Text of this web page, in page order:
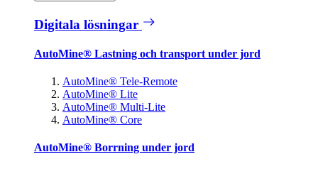
Digitala lösningar
AutoMine® Lastning och transport under jord
AutoMine® Tele-Remote
AutoMine® Lite
AutoMine® Multi-Lite
AutoMine® Core
AutoMine® Borrning under jord